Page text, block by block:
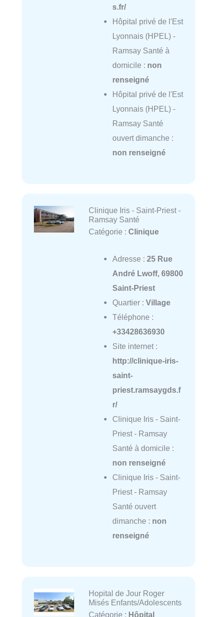
s.fr/
Hôpital privé de l'Est
Lyonnais (HPEL) -
Ramsay Santé à
domicile : non
renseigné
Hôpital privé de l'Est
Lyonnais (HPEL) -
Ramsay Santé
ouvert dimanche :
non renseigné
Clinique Iris - Saint-Priest -
Ramsay Santé
Catégorie : Clinique
Adresse : 25 Rue
André Lwoff, 69800
Saint-Priest
Quartier : Village
Téléphone :
+33428636930
Site internet :
http://clinique-iris-
saint-
priest.ramsaygds.f
r/
Clinique Iris - Saint-
Priest - Ramsay
Santé à domicile :
non renseigné
Clinique Iris - Saint-
Priest - Ramsay
Santé ouvert
dimanche : non
renseigné
Hopital de Jour Roger
Misés Enfants/Adolescents
Catégorie : Hôpital